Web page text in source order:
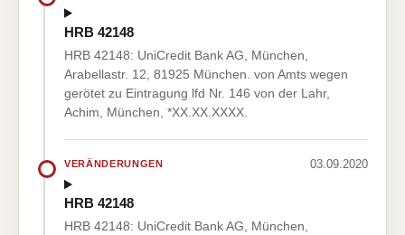
HRB 42148
HRB 42148: UniCredit Bank AG, München,
Arabellastr. 12, 81925 München. von Amts wegen
gerötet zu Eintragung lfd Nr. 146 von der Lahr,
Achim, München, *XX.XX.XXXX.
VERÄNDERUNGEN 03.09.2020
HRB 42148
HRB 42148: UniCredit Bank AG, München,